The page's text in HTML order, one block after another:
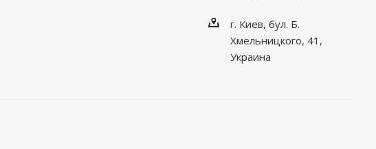
г. Киев, бул. Б.
Хмельницкого, 41,
Украина